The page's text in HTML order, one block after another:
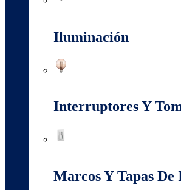
Iluminación
Interruptores Y
Marcos Y Tapas De